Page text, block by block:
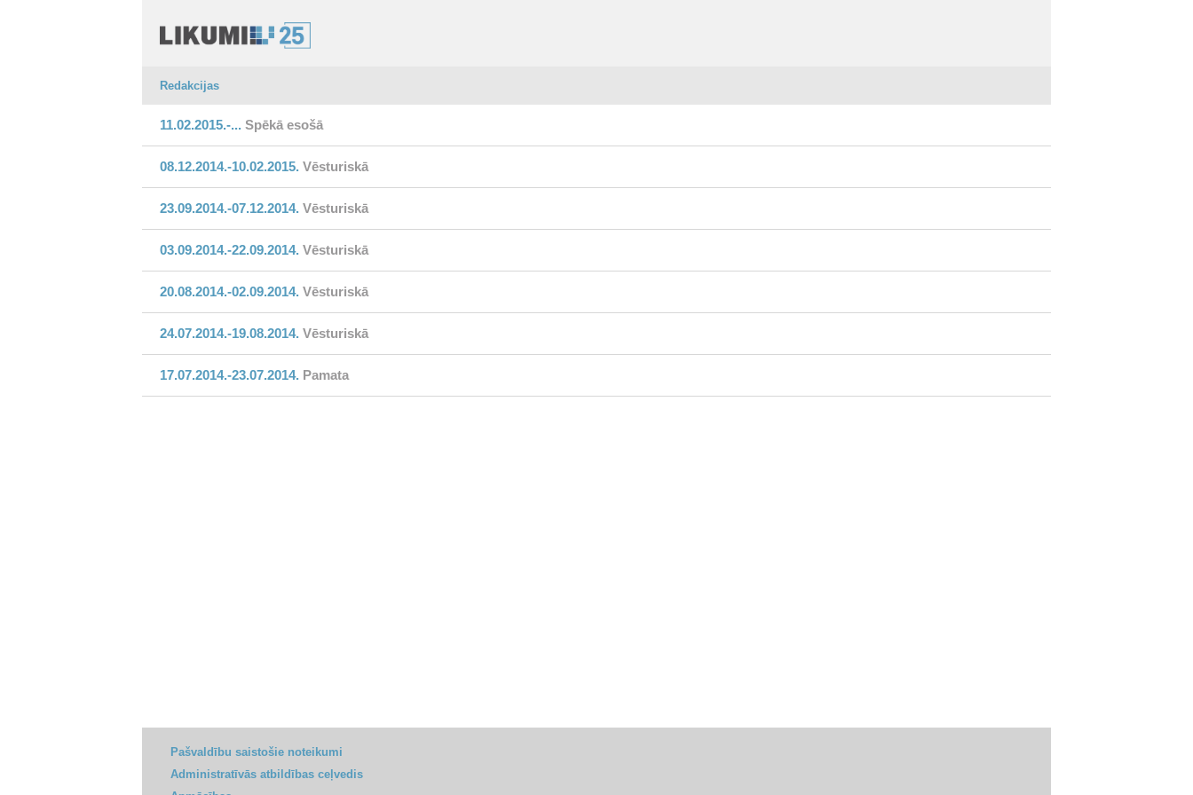
Redakcijas
11.02.2015.-... Spēkā esošā
08.12.2014.-10.02.2015. Vēsturiskā
23.09.2014.-07.12.2014. Vēsturiskā
03.09.2014.-22.09.2014. Vēsturiskā
20.08.2014.-02.09.2014. Vēsturiskā
24.07.2014.-19.08.2014. Vēsturiskā
17.07.2014.-23.07.2014. Pamata
Pašvaldību saistošie noteikumi
Administratīvās atbildības ceļvedis